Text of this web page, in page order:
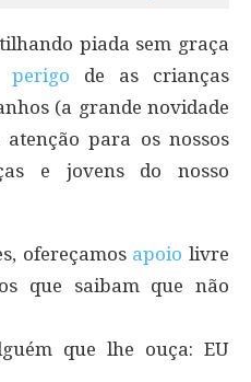
piada sem graça
perigo de as crianças
(a grande novidade
para os nossos
e jovens do nosso
ofereçamos apoio livre
que saibam que não
que lhe ouça: EU